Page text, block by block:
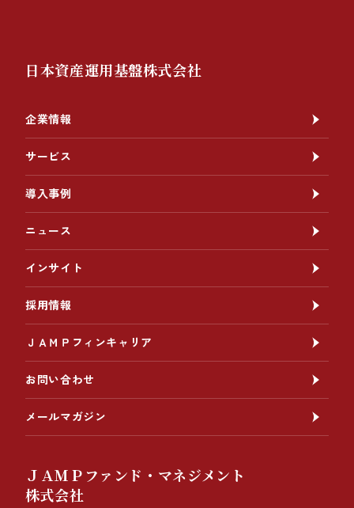
日本資産運用基盤株式会社
企業情報
サービス
導入事例
ニュース
インサイト
採用情報
ＪＡＭＰフィンキャリア
お問い合わせ
メールマガジン
ＪＡＭＰファンド・マネジメント
株式会社